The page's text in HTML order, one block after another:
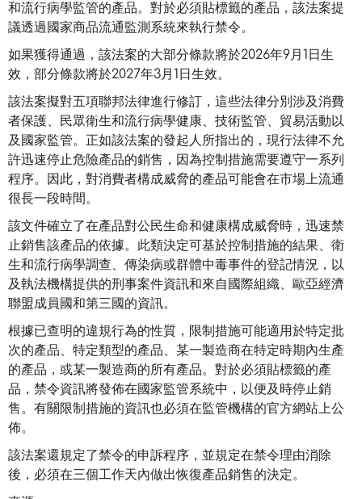
和流行病學監管的產品。對於必須貼標籤的產品，該法案提
議透過國家商品流通監測系統來執行禁令。
如果獲得通過，該法案的大部分條款將於2026年9月1日生
效，部分條款將於2027年3月1日生效。
該法案擬對五項聯邦法律進行修訂，這些法律分別涉及消費
者保護、民眾衛生和流行病學健康、技術監管、貿易活動以
及國家監管。正如該法案的發起人所指出的，現行法律不允
許迅速停止危險產品的銷售，因為控制措施需要遵守一系列
程序。因此，對消費者構成威脅的產品可能會在市場上流通
很長一段時間。
該文件確立了在產品對公民生命和健康構成威脅時，迅速禁
止銷售該產品的依據。此類決定可基於控制措施的結果、衛
生和流行病學調查、傳染病或群體中毒事件的登記情況，以
及執法機構提供的刑事案件資訊和來自國際組織、歐亞經濟
聯盟成員國和第三國的資訊。
根據已查明的違規行為的性質，限制措施可能適用於特定批
次的產品、特定類型的產品、某一製造商在特定時期內生產
的產品，或某一製造商的所有產品。對於必須貼標籤的產
品，禁令資訊將發佈在國家監管系統中，以便及時停止銷
售。有關限制措施的資訊也必須在監管機構的官方網站上公
佈。
該法案還規定了禁令的申訴程序，並規定在禁令理由消除
後，必須在三個工作天內做出恢復產品銷售的決定。